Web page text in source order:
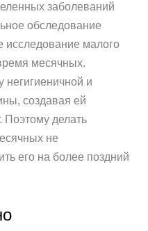
заболеваний
обследование
исследование малого
месячных.
и
создавая ей
Поэтому делать
не
его на более поздний